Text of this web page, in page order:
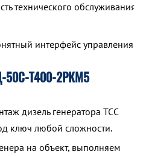
технического обслуживания,
интерфейс управления
50С-Т400-2РКМ5
дизель генератора ТСС
ключ любой сложности.
на объект, выполняем